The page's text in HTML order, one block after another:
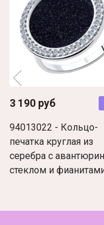
3 190 руб
94013022 - Кольцо-
печатка круглая из
серебра с
стеклом и